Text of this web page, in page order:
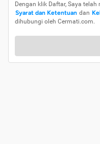
Dengan klik Daftar, Saya
Syarat dan Ketentuan dan
dihubungi oleh Cermati.com.